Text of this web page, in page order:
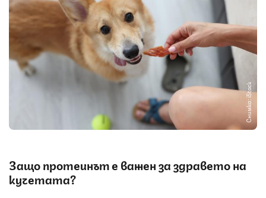
Снимка: iStock
Защо протеинът е важен за здравето на
кучетата?